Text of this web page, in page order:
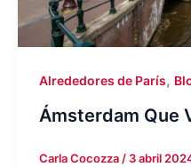
Alrededores de París,
Ámsterdam Que
Carla Cocozza / 3 abril